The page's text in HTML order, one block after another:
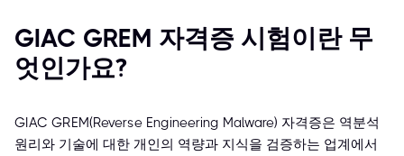
GIAC GREM 자격증 시험이란 무
엇인가요?
GIAC GREM(Reverse Engineering Malware) 자격증은 역분석
원리와 기술에 대한 개인의 역량과 지식을 검증하는 업계에서